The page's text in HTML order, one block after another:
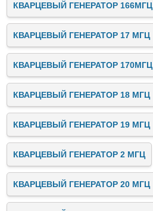
КВАРЦЕВЫЙ ГЕНЕРАТОР 166МГЦ
КВАРЦЕВЫЙ ГЕНЕРАТОР 17 МГЦ
КВАРЦЕВЫЙ ГЕНЕРАТОР 170МГЦ
КВАРЦЕВЫЙ ГЕНЕРАТОР 18 МГЦ
КВАРЦЕВЫЙ ГЕНЕРАТОР 19 МГЦ
КВАРЦЕВЫЙ ГЕНЕРАТОР 2 МГЦ
КВАРЦЕВЫЙ ГЕНЕРАТОР 20 МГЦ